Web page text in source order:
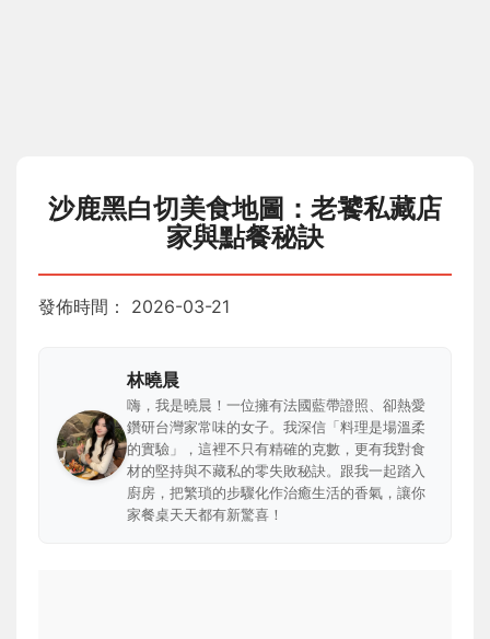
沙鹿黑白切美食地圖：老饕私藏店
家與點餐秘訣
發佈時間： 2026-03-21
林曉晨
嗨，我是曉晨！一位擁有法國藍帶證照、卻熱愛
鑽研台灣家常味的女子。我深信「料理是場溫柔
的實驗」，這裡不只有精確的克數，更有我對食
材的堅持與不藏私的零失敗秘訣。跟我一起踏入
廚房，把繁瑣的步驟化作治癒生活的香氣，讓你
家餐桌天天都有新驚喜！